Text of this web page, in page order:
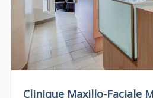
Clinique Maxillo-Faciale